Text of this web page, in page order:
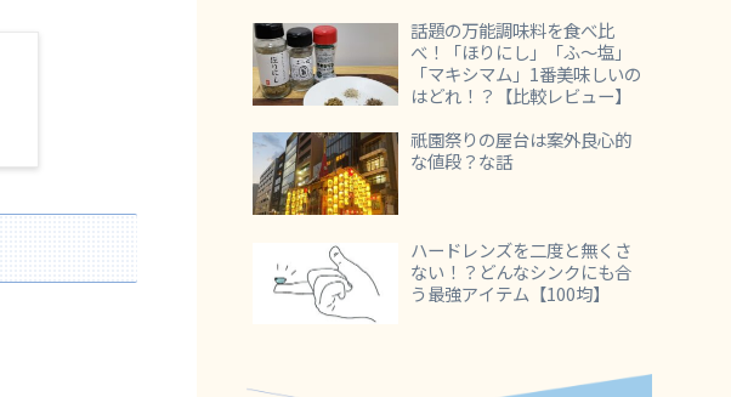
話題の万能調味料を食べ比
べ！「ほりにし」「ふ～塩」
「マキシマム」1番美味しいの
はどれ！？【比較レビュー】
祇園祭りの屋台は案外良心的
な値段？な話
ハードレンズを二度と無くさ
ない！？どんなシンクにも合
う最強アイテム【100均】